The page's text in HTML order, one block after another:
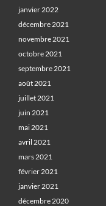
janvier 2022
décembre 2021
novembre 2021
octobre 2021
septembre 2021
août 2021
juillet 2021
juin 2021
mai 2021
avril 2021
mars 2021
février 2021
janvier 2021
décembre 2020